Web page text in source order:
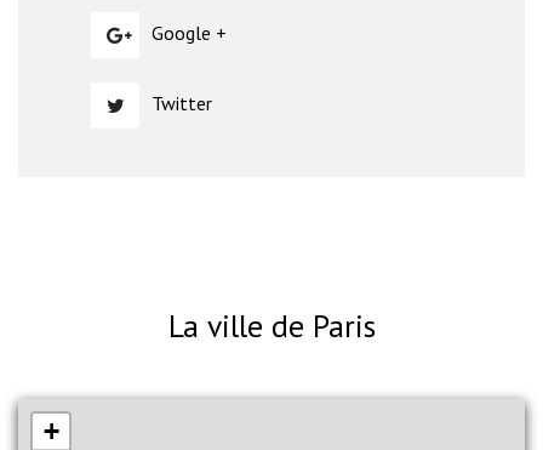
Google +
Twitter
La ville de Paris
+